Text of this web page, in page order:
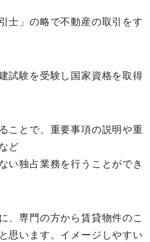
士」の略で不動産の取引をす
試験を受験し国家資格を取得
ことで、重要事項の説明や重
ど
い独占業務を行うことができ
、専門の方から賃貸物件のこ
思います。イメージしやすい